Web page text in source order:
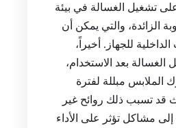
تشغيل الغسالة في بيئة
الزائدة، والتي يمكن أن
للجهاز. أخيراً،
بعد الاستخدام،
الملابس مبللة لفترة
قد تسبب ذلك روائح غير
مشاكل تؤثر على الأداء